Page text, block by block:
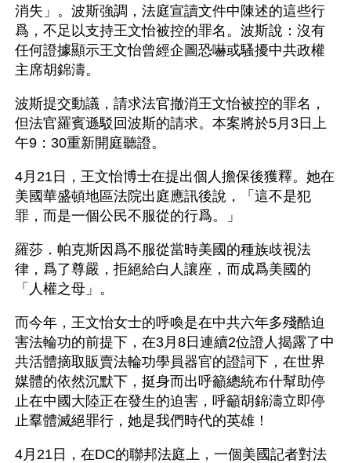
消失」。波斯強調，法庭宣讀文件中陳述的這些行
爲，不足以支持王文怡被控的罪名。波斯說：沒有
任何證據顯示王文怡曾經企圖恐嚇或騷擾中共政權
主席胡錦濤。
波斯提交動議，請求法官撤消王文怡被控的罪名，
但法官羅賓遜駁回波斯的請求。本案將於5月3日上
午9：30重新開庭聽證。
4月21日，王文怡博士在提出個人擔保後獲釋。她在
美國華盛頓地區法院出庭應訊後說，「這不是犯
罪，而是一個公民不服從的行爲。」
羅莎．帕克斯因爲不服從當時美國的種族歧視法
律，爲了尊嚴，拒絕給白人讓座，而成爲美國的
「人權之母」。
而今年，王文怡女士的呼喚是在中共六年多殘酷迫
害法輪功的前提下，在3月8日連續2位證人揭露了中
共活體摘取販賣法輪功學員器官的證詞下，在世界
媒體的依然沉默下，挺身而出呼籲總統布什幫助停
止在中國大陸正在發生的迫害，呼籲胡錦濤立即停
止羣體滅絕罪行，她是我們時代的英雄！
4月21日，在DC的聯邦法庭上，一個美國記者對法